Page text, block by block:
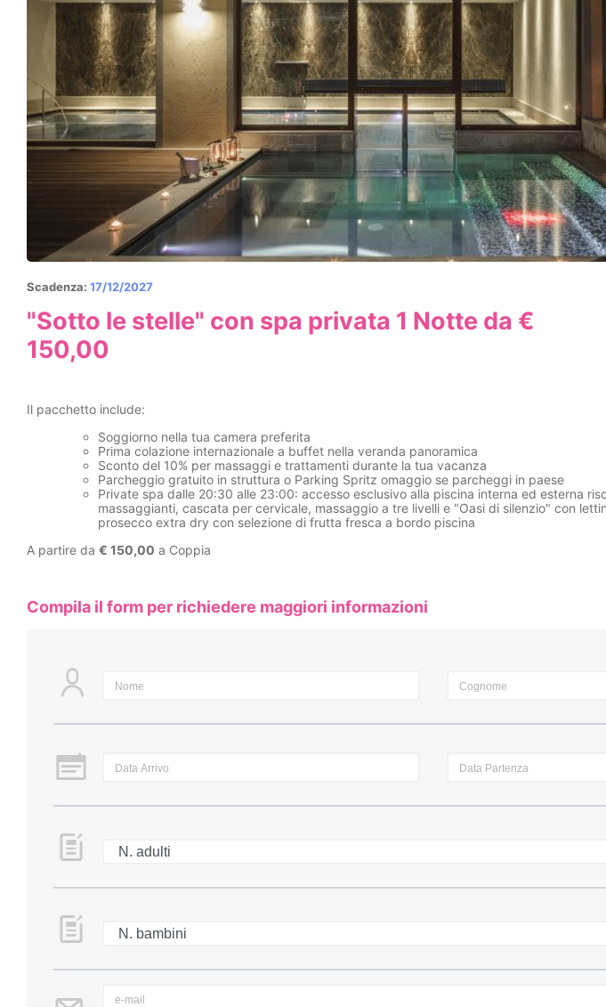
Scadenza: 17/12/2027
"Sotto le stelle" con spa privata 1 Notte da €
150,00
Il pacchetto include:
Soggiorno nella tua camera preferita
Prima colazione internazionale a buffet nella veranda panoramica
Sconto del 10% per massaggi e trattamenti durante la tua vacanza
Parcheggio gratuito in struttura o Parking Spritz omaggio se parcheggi in paese
Private spa dalle 20:30 alle 23:00: accesso esclusivo alla piscina interna ed esterna
massaggianti, cascata per cervicale, massaggio a tre livelli e "Oasi di silenzio" con
prosecco extra dry con selezione di frutta fresca a bordo piscina
A partire da € 150,00 a Coppia
Compila il form per richiedere maggiori informazioni